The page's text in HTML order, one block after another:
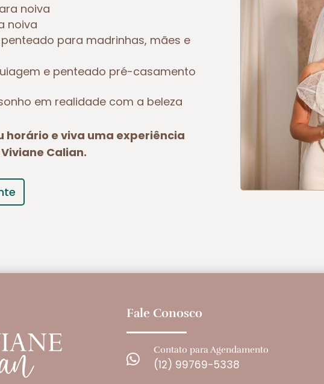
noiva
noiva
para madrinhas, mães e
e penteado pré-casamento
em realidade com a beleza
horário e viva uma experiência
Calian.
Fale Conosco

Contato para Agendamento
(12) 99769-5338